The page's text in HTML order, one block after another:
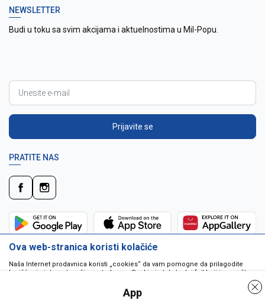
NEWSLETTER
Budi u toku sa svim akcijama i aktuelnostima u Mil-Popu.
Prijavite se
PRATITE NAS
Ova web-stranica koristi kolačiće
Naša Internet prodavnica koristi „cookies“ da vam pomogne da prilagodite
korišćenje interneta vašim potrebama. Cookie je tekstualni fajl koji je smešten
da pokrenu program ili da isporuče virus vašem računaru. Cookie-i su
jedinstveno dodeljeni vama, i jedino mogu biti pročitani od strane web servera
App